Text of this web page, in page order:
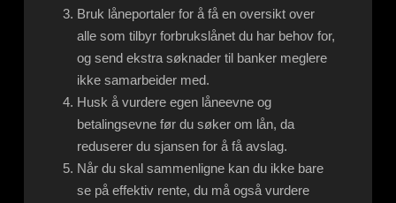
Bruk låneportaler for å få en oversikt over
alle som tilbyr forbrukslånet du har behov for,
og send ekstra søknader til banker meglere
ikke samarbeider med.
Husk å vurdere egen låneevne og
betalingsevne før du søker om lån, da
reduserer du sjansen for å få avslag.
Når du skal sammenligne kan du ikke bare
se på effektiv rente, du må også vurdere